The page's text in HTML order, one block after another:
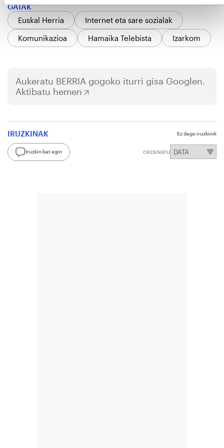
GAIAK
Euskal Herria
Internet eta sare sozialak
Komunikazioa
Hamaika Telebista Izarkom
Aukeratu BERRIA gogoko iturri gisa Googlen.
Aktibatu hemen
IRUZKINAK Ez dago iruzkinik
Iruzkin bat egin ORDENATU